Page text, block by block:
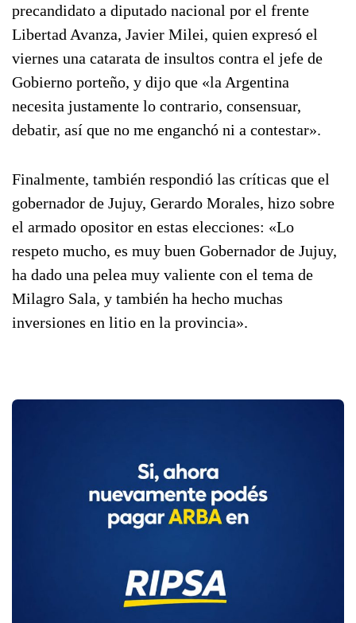
precandidato a diputado nacional por el frente
Libertad Avanza, Javier Milei, quien expresó el
viernes una catarata de insultos contra el jefe de
Gobierno porteño, y dijo que «la Argentina
necesita justamente lo contrario, consensuar,
debatir, así que no me enganchó ni a contestar».
Finalmente, también respondió las críticas que el
gobernador de Jujuy, Gerardo Morales, hizo sobre
el armado opositor en estas elecciones: «Lo
respeto mucho, es muy buen Gobernador de Jujuy,
ha dado una pelea muy valiente con el tema de
Milagro Sala, y también ha hecho muchas
inversiones en litio en la provincia».